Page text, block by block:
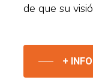
de que su
+